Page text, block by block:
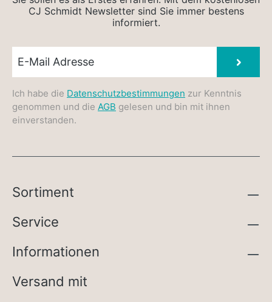
CJ Schmidt Newsletter sind Sie immer bestens
informiert.
Ich habe die Datenschutzbestimmungen zur Kenntnis
genommen und die AGB gelesen und bin mit ihnen
einverstanden.
Sortiment
Service
Informationen
Versand mit